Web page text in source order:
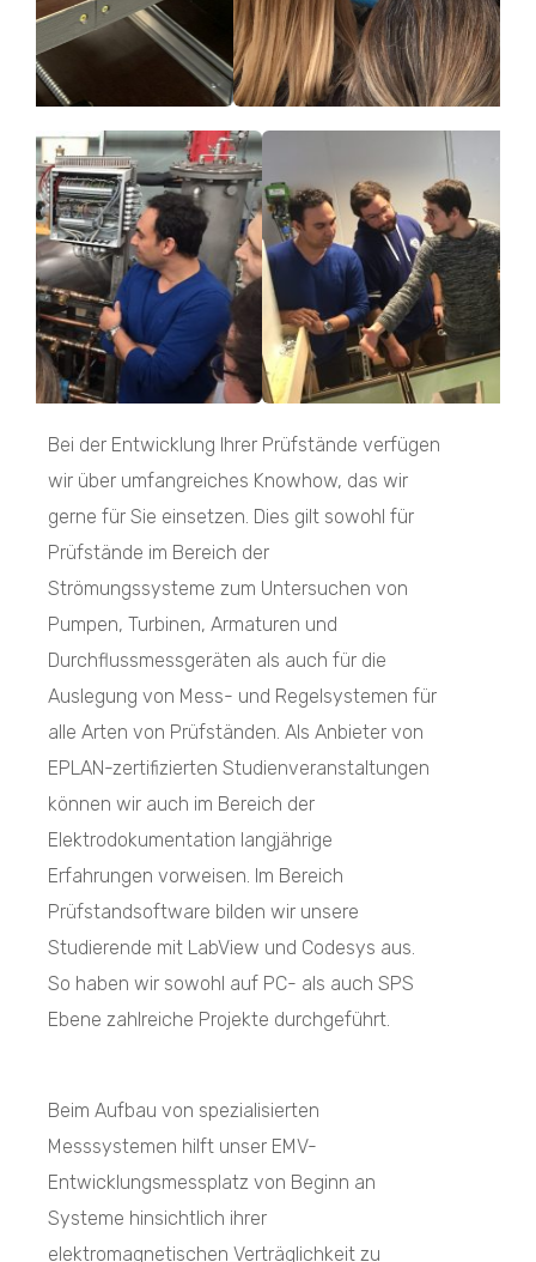
Bei der Entwicklung Ihrer Prüfstände verfügen
wir über umfangreiches Knowhow, das wir
gerne für Sie einsetzen. Dies gilt sowohl für
Prüfstände im Bereich der
Strömungssysteme zum Untersuchen von
Pumpen, Turbinen, Armaturen und
Durchflussmessgeräten als auch für die
Auslegung von Mess- und Regelsystemen für
alle Arten von Prüfständen. Als Anbieter von
EPLAN-zertifizierten Studienveranstaltungen
können wir auch im Bereich der
Elektrodokumentation langjährige
Erfahrungen vorweisen. Im Bereich
Prüfstandsoftware bilden wir unsere
Studierende mit LabView und Codesys aus.
So haben wir sowohl auf PC- als auch SPS
Ebene zahlreiche Projekte durchgeführt.
Beim Aufbau von spezialisierten
Messsystemen hilft unser EMV-
Entwicklungsmessplatz von Beginn an
Systeme hinsichtlich ihrer
elektromagnetischen Verträglichkeit zu